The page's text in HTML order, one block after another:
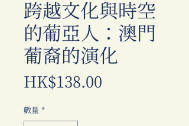
跨越文化與時空
的葡亞人：澳門
葡裔的演化
HK$138.00
數量 *